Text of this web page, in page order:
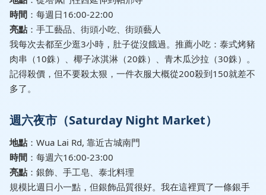
時間 ：每週日16:00-22:00
亮點 ：手工藝品、街頭小吃、街頭藝人
我每次去都至少逛3小時，肚子從沒餓過。推薦小吃：泰式烤豬
肉串（10銖）、椰子冰淇淋（20銖）、青木瓜沙拉（30銖）。
記得殺價，但不要殺太狠，一件衣服大概從200殺到150就差不
多了。
週六夜市（Saturday Night Market）
地點 ：Wua Lai Rd, 靠近古城南門
時間 ：每週六16:00-23:00
亮點 ：銀飾、手工皂、泰北料理
規模比週日小一點，但銀飾品質很好。我在這裡買了一條銀手